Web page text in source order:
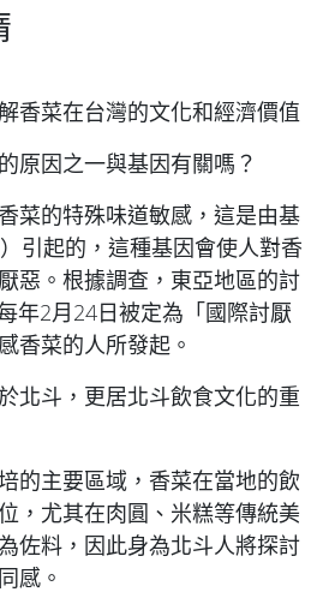
香菜在台灣的文化和經濟價值
原因之一與基因有關嗎？
菜的特殊味道敏感，這是由基
引起的，這種基因會使人對香
惡。根據調查，東亞地區的討
年2月24日被定為「國際討厭
香菜的人所發起。
北斗，更居北斗飲食文化的重
的主要區域，香菜在當地的飲
，尤其在肉圓、米糕等傳統美
佐料，因此身為北斗人將探討
感。